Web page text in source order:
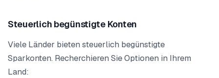
Steuerlich begünstigte Konten
Viele Länder bieten steuerlich begünstigte
Sparkonten. Recherchieren Sie Optionen in Ihrem
Land: